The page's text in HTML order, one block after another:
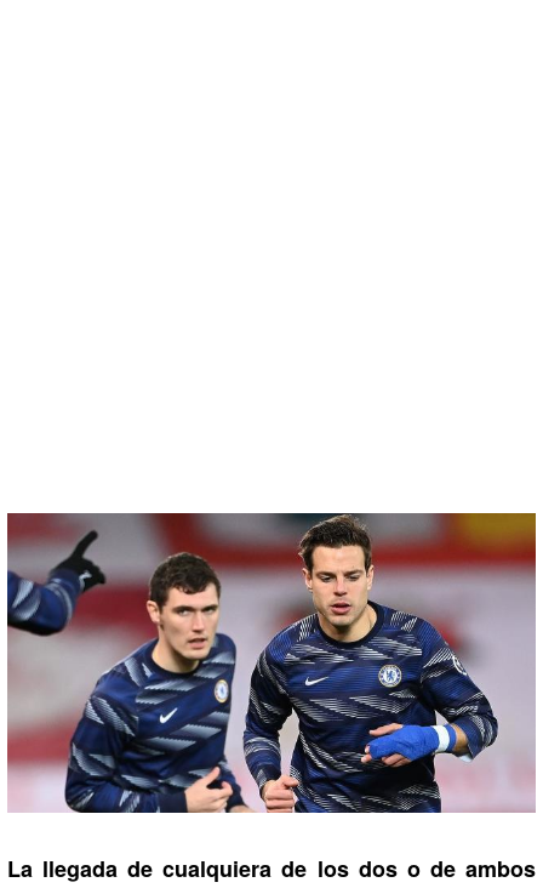
La llegada de cualquiera de los dos o de ambos